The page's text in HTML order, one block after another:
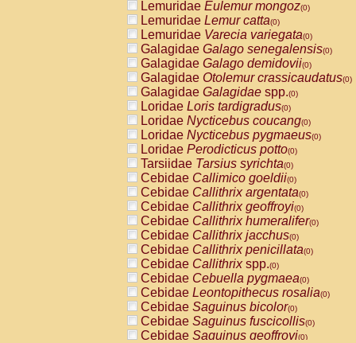
Lemuridae Eulemur mongoz(0)
Lemuridae Lemur catta(0)
Lemuridae Varecia variegata(0)
Galagidae Galago senegalensis(0)
Galagidae Galago demidovii(0)
Galagidae Otolemur crassicaudatus(0)
Galagidae Galagidae spp.(0)
Loridae Loris tardigradus(0)
Loridae Nycticebus coucang(0)
Loridae Nycticebus pygmaeus(0)
Loridae Perodicticus potto(0)
Tarsiidae Tarsius syrichta(0)
Cebidae Callimico goeldii(0)
Cebidae Callithrix argentata(0)
Cebidae Callithrix geoffroyi(0)
Cebidae Callithrix humeralifer(0)
Cebidae Callithrix jacchus(0)
Cebidae Callithrix penicillata(0)
Cebidae Callithrixspp.(0)
Cebidae Cebuella pygmaea(0)
Cebidae Leontopithecus rosalia(0)
Cebidae Saguinus bicolor(0)
Cebidae Saguinus fuscicollis(0)
Cebidae Saguinus geoffroyi(0)